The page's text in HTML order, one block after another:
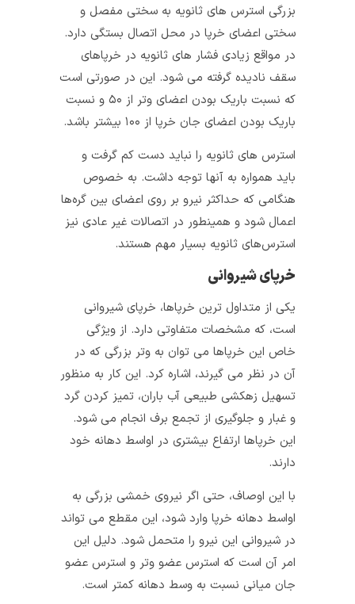
بزرگی استرس‌ های ثانویه به سختی مفصل و
سختی اعضای خرپا در محل اتصال بستگی دارد.
در مواقع زیادی فشار های ثانویه در خرپاهای
سقف نادیده گرفته می شود. این در صورتی است
که نسبت باریک بودن اعضای وتر از ۵۰ و نسبت
باریک بودن اعضای جان خرپا از ۱۰۰ بیشتر باشد.
استرس‌ های ثانویه را نباید دست کم گرفت و
باید همواره به آنها توجه داشت. به خصوص
هنگامی که حداکثر نیرو بر روی اعضای بین گره‌ها
اعمال شود و همینطور در اتصالات غیر عادی نیز
استرس‌های ثانویه بسیار مهم هستند.
خرپای شیروانی
یکی از متداول‌ ترین خرپاها، خرپای شیروانی
است، که مشخصات متفاوتی دارد. از ویژگی
خاص این خرپاها می‌ توان به وتر بزرگی که در
آن در نظر می‌ گیرند، اشاره کرد. این کار به منظور
تسهیل زهکشی طبیعی آب باران، تمیز کردن گرد
و غبار و جلوگیری از تجمع برف انجام می‌ شود.
این خرپاها ارتفاع بیشتری در اواسط دهانه خود
با این اوصاف، حتی اگر نیروی خمشی بزرگی به
اواسط دهانه خرپا وارد شود، این مقطع می‌ تواند
در شیروانی این نیرو را متحمل شود. دلیل این
امر آن است که استرس عضو وتر و استرس عضو
جان میانی نسبت به وسط دهانه کمتر است.